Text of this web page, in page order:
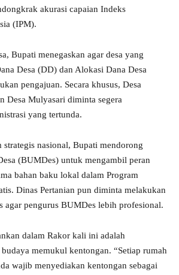
akurasi capaian Indeks
(IPM).
Bupati menegaskan agar desa yang
Desa (DD) dan Alokasi Dana Desa
pengajuan. Secara khusus, Desa
Desa Mulyasari diminta segera
yang tertunda.
nasional, Bupati mendorong
(BUMDes) untuk mengambil peran
bahan baku lokal dalam Program
Dinas Pertanian pun diminta melakukan
agar pengurus BUMDes lebih profesional.
dalam Rakor kali ini adalah
memukul kentongan. “Setiap rumah
wajib menyediakan kentongan sebagai